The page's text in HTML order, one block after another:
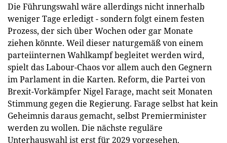
Die Führungswahl wäre allerdings nicht innerhalb
weniger Tage erledigt - sondern folgt einem festen
Prozess, der sich über Wochen oder gar Monate
ziehen könnte. Weil dieser naturgemäß von einem
parteiinternen Wahlkampf begleitet werden wird,
spielt das Labour-Chaos vor allem auch den Gegnern
im Parlament in die Karten. Reform, die Partei von
Brexit-Vorkämpfer Nigel Farage, macht seit Monaten
Stimmung gegen die Regierung. Farage selbst hat kein
Geheimnis daraus gemacht, selbst Premierminister
werden zu wollen. Die nächste reguläre
Unterhauswahl ist erst für 2029 vorgesehen.